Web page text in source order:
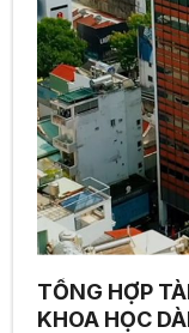
TỔNG HỢP
KHOA HỌC